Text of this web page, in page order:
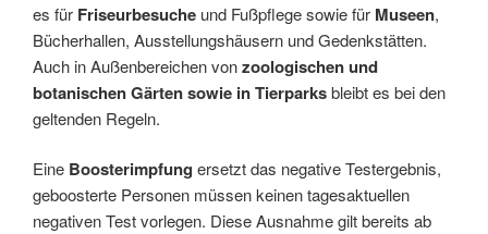
es für Friseurbesuche und Fußpflege sowie für Museen,
Bücherhallen, Ausstellungshäusern und Gedenkstätten.
Auch in Außenbereichen vonzoologischen und
botanischen Gärten sowie in Tierparksbleibt es bei den
geltenden Regeln.
Eine Boosterimpfung ersetzt das negative Testergebnis,
geboosterte Personen müssen keinen tagesaktuellen
negativen Test vorlegen. Diese Ausnahme gilt bereits ab